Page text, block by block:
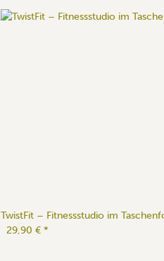
TwistFit – Fitnessstudio im
29,90 € *